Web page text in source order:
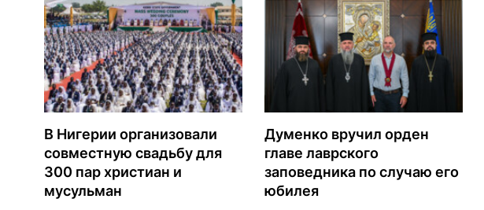
В Нигерии организовали
совместную свадьбу для
300 пар христиан и
мусульман
Думенко вручил орден
главе лаврского
заповедника по случаю его
юбилея